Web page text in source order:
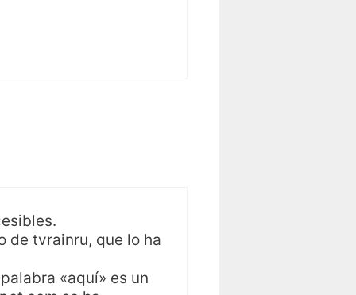
de tvrainru, que lo ha
«aquí» es un